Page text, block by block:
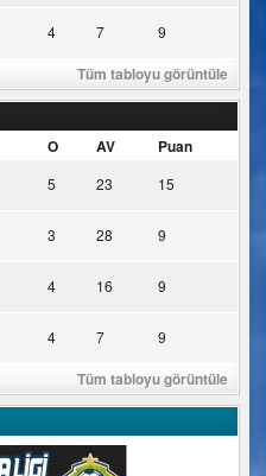
4 7 9
Tüm tabloyu görüntüle
O AV Puan
5 23 15
3 28 9
4 16 9
4 7 9
Tüm tabloyu görüntüle